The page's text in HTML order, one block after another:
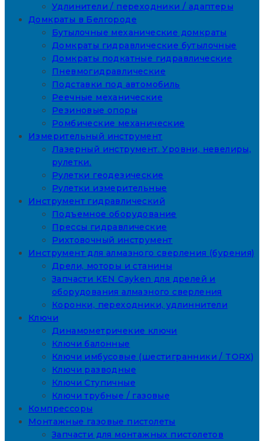
Удлинители / переходники / адаптеры
Домкраты в Белгороде
Бутылочные механические домкраты
Домкраты гидравлические бутылочные
Домкраты подкатные гидравлические
Пневмогидравлические
Подставки под автомобиль
Реечные механические
Резиновые опоры
Ромбические механические
Измерительный инструмент
Лазерный инструмент. Уровни, невелиры,
рулетки.
Рулетки геодезические
Рулетки измерительные
Инструмент гидравлический
Подъемное оборудование
Прессы гидравлические
Рихтовочный инструмент
Инструмент для алмазного сверления (бурения)
Дрели, моторы и станины
Запчасти KEN Cayken для дрелей и
оборудования алмазного сверления
Коронки, переходники, удлиннители
Ключи
Динамометричекие ключи
Ключи балонные
Ключи имбусовые (шестигранники / TORX)
Ключи разводные
Ключи Ступичные
Ключи трубные / газовые
Компрессоры
Монтажные газовые пистолеты
Запчасти для монтажных пистолетов